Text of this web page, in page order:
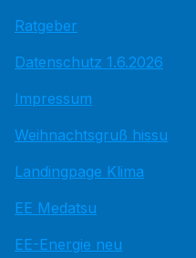
Ratgeber
Datenschutz 1.6.2026
Impressum
Weihnachtsgruß hissu
Landingpage Klima
EE Medatsu
EE-Energie neu